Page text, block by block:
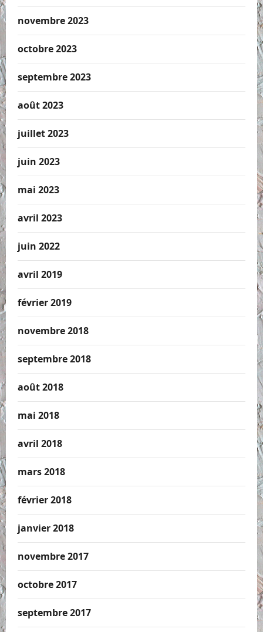
novembre 2023
octobre 2023
septembre 2023
août 2023
juillet 2023
juin 2023
mai 2023
avril 2023
juin 2022
avril 2019
février 2019
novembre 2018
septembre 2018
août 2018
mai 2018
avril 2018
mars 2018
février 2018
janvier 2018
novembre 2017
octobre 2017
septembre 2017